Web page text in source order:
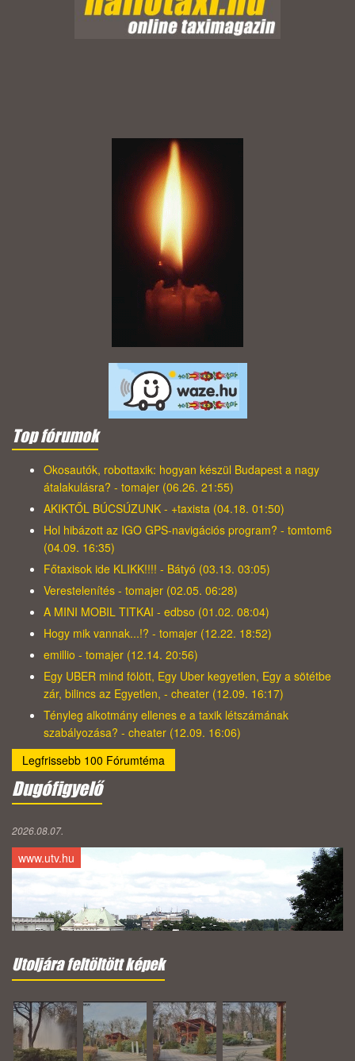
Top fórumok
Okosautók, robottaxik: hogyan készül Budapest a nagy
átalakulásra? - tomajer (06.26. 21:55)
AKIKTŐL BÚCSÚZUNK - +taxista (04.18. 01:50)
Hol hibázott az IGO GPS-navigációs program? - tomtom6
(04.09. 16:35)
Főtaxisok ide KLIKK!!!! - Bátyó (03.13. 03:05)
Verestelenítés - tomajer (02.05. 06:28)
A MINI MOBIL TITKAI - edbso (01.02. 08:04)
Hogy mik vannak...!? - tomajer (12.22. 18:52)
emillio - tomajer (12.14. 20:56)
Egy UBER mind fölött, Egy Uber kegyetlen, Egy a sötétbe
zár, bilincs az Egyetlen, - cheater (12.09. 16:17)
Tényleg alkotmány ellenes e a taxik létszámának
szabályozása? - cheater (12.09. 16:06)
Legfrissebb 100 Fórumtéma
Dugófigyelő
2026.08.07.
www.utv.hu
Utoljára feltöltött képek